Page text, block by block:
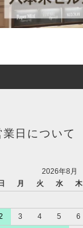
業日について
2026年8月
月 火 水 木
3 4 5 6